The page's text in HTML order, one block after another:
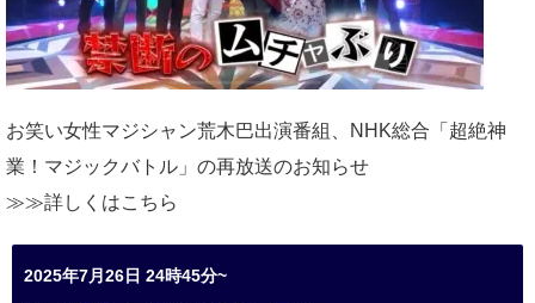
お笑い女性マジシャン荒木巴出演番組、
NHK総合「超絶神
業！マジックバトル」の再放送のお知らせ
≫≫詳しくはこちら
2025年7月26日 24時45分~